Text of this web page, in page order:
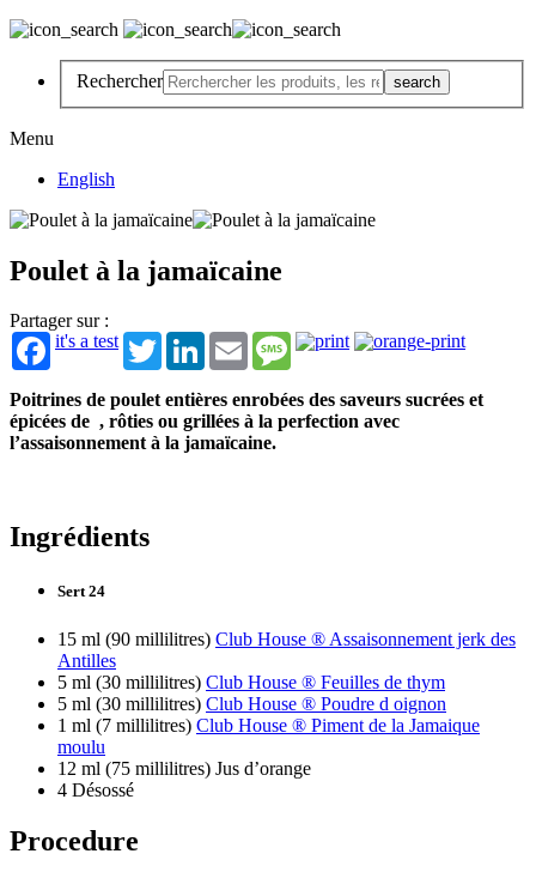
Rechercher
Menu
English
Poulet à la jamaïcaine
Partager sur :
it's a test
TwitterLinkedInEmail Message
Poitrines de poulet entières enrobées des saveurs sucrées et
épicées de , rôties ou grillées à la perfection avec
l’assaisonnement à la jamaïcaine.
Ingrédients
Sert 24
15 ml (90 millilitres) Club House ® Assaisonnement jerk des
Antilles
5 ml (30 millilitres) Club House ® Feuilles de thym
5 ml (30 millilitres) Club House ® Poudre d oignon
1 ml (7 millilitres) Club House ® Piment de la Jamaique
moulu
12 ml (75 millilitres) Jus d’orange
4 Désossé
Procedure